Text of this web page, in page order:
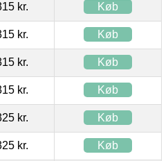
kr. Køb
kr. Køb
kr. Køb
kr. Køb
kr. Køb
kr. Køb